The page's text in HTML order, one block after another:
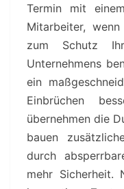
Termin mit
Mitarbeiter,
zum Schutz
Unternehmens
ein
Einbrüchen
übernehmen die
bauen
durch
mehr Sicherheit.